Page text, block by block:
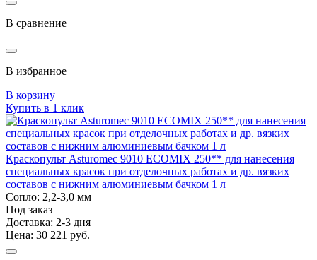
В сравнение
В избранное
В корзину
Купить в 1 клик
Краскопульт Asturomec 9010 ECOMIX 250** для нанесения
специальных красок при отделочных работах и др. вязких
составов с нижним алюминиевым бачком 1 л
Сопло: 2,2-3,0 мм
Под заказ
Доставка: 2-3 дня
Цена: 30 221 руб.